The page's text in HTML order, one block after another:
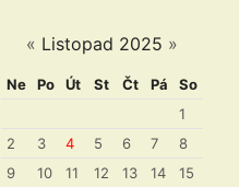
« Listopad 2025 »
Ne Po Út St Čt Pá
So
1
2
3 4 5 6 7
8
9
10 11 12 13 14
15